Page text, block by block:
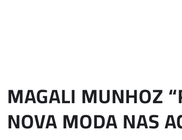
MAGALI MUNHOZ
NOVA MODA NAS